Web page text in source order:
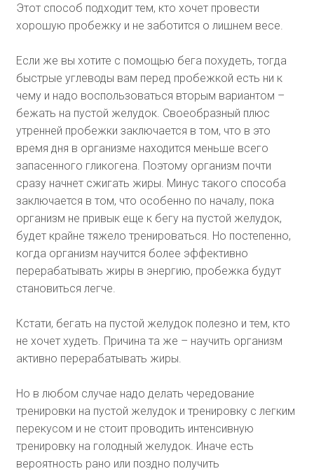
Этот способ подходит тем, кто хочет провести
хорошую пробежку и не заботится о лишнем весе.
Если же вы хотите с помощью бега похудеть, тогда
быстрые углеводы вам перед пробежкой есть ни к
чему и надо воспользоваться вторым вариантом –
бежать на пустой желудок. Своеобразный плюс
утренней пробежки заключается в том, что в это
время дня в организме находится меньше всего
запасенного гликогена. Поэтому организм почти
сразу начнет сжигать жиры. Минус такого способа
заключается в том, что особенно по началу, пока
организм не привык еще к бегу на пустой желудок,
будет крайне тяжело тренироваться. Но постепенно,
когда организм научится более эффективно
перерабатывать жиры в энергию, пробежка будут
становиться легче.
Кстати, бегать на пустой желудок полезно и тем, кто
не хочет худеть. Причина та же – научить организм
активно перерабатывать жиры.
Но в любом случае надо делать чередование
тренировки на пустой желудок и тренировку с легким
перекусом и не стоит проводить интенсивную
тренировку на голодный желудок. Иначе есть
вероятность рано или поздно получить